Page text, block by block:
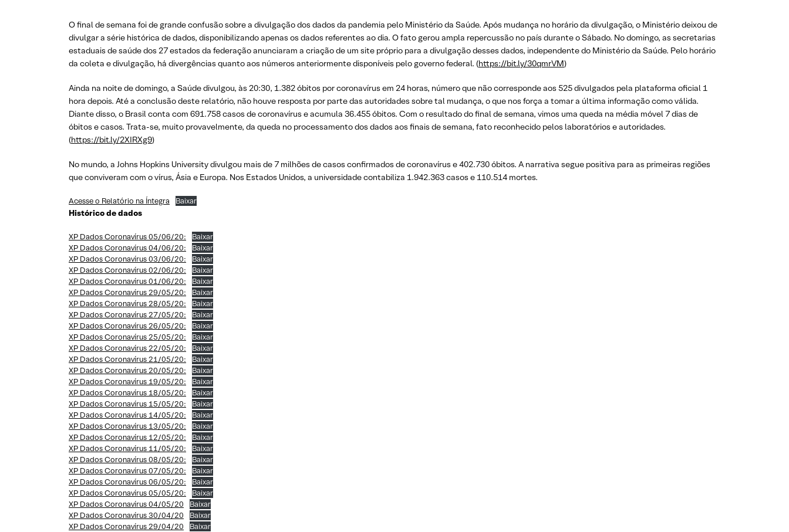
O final de semana foi de grande confusão sobre a divulgação dos dados da pandemia pelo Ministério da Saúde. Após mudança no horário da divulgação, o Ministério deixou de
divulgar a série histórica de dados, disponibilizando apenas os dados referentes ao dia. O fato gerou ampla repercussão no país durante o Sábado. No domingo, as secretarias
estaduais de saúde dos 27 estados da federação anunciaram a criação de um site próprio para a divulgação desses dados, independente do Ministério da Saúde. Pelo horário
da coleta e divulgação, há divergências quanto aos números anteriormente disponíveis pelo governo federal. (https://bit.ly/30qmrVM)
Ainda na noite de domingo, a Saúde divulgou, às 20:30, 1.382 óbitos por coronavírus em 24 horas, número que não corresponde aos 525 divulgados pela plataforma oficial 1
hora depois. Até a conclusão deste relatório, não houve resposta por parte das autoridades sobre tal mudança, o que nos força a tomar a última informação como válida.
Diante disso, o Brasil conta com 691.758 casos de coronavírus e acumula 36.455 óbitos. Com o resultado do final de semana, vimos uma queda na média móvel 7 dias de
óbitos e casos. Trata-se, muito provavelmente, da queda no processamento dos dados aos finais de semana, fato reconhecido pelos laboratórios e autoridades.
(https://bit.ly/2XIRXg9)
No mundo, a Johns Hopkins University divulgou mais de 7 milhões de casos confirmados de coronavírus e 402.730 óbitos. A narrativa segue positiva para as primeiras regiões
que conviveram com o vírus, Ásia e Europa. Nos Estados Unidos, a universidade contabiliza 1.942.363 casos e 110.514 mortes.
Acesse o Relatório na Íntegra Baixar
Histórico de dados
XP Dados Coronavírus 05/06/20:
Baixar
XP Dados Coronavírus 04/06/20:
Baixar
XP Dados Coronavírus 03/06/20:
Baixar
XP Dados Coronavírus 02/06/20:
Baixar
XP Dados Coronavírus 01/06/20:
Baixar
XP Dados Coronavírus 29/05/20:
Baixar
XP Dados Coronavírus 28/05/20:
Baixar
XP Dados Coronavírus 27/05/20:
Baixar
XP Dados Coronavírus 26/05/20:
Baixar
XP Dados Coronavírus 25/05/20:
Baixar
XP Dados Coronavírus 22/05/20:
Baixar
XP Dados Coronavírus 21/05/20:
Baixar
XP Dados Coronavírus 20/05/20:
Baixar
XP Dados Coronavírus 19/05/20:
Baixar
XP Dados Coronavírus 18/05/20:
Baixar
XP Dados Coronavírus 15/05/20:
Baixar
XP Dados Coronavírus 14/05/20:
Baixar
XP Dados Coronavírus 13/05/20:
Baixar
XP Dados Coronavírus 12/05/20:
Baixar
XP Dados Coronavírus 11/05/20:
Baixar
XP Dados Coronavírus 08/05/20:
Baixar
XP Dados Coronavírus 07/05/20:
Baixar
XP Dados Coronavírus 06/05/20:
Baixar
XP Dados Coronavírus 05/05/20:
Baixar
XP Dados Coronavírus 04/05/20
Baixar
XP Dados Coronavírus 30/04/20
Baixar
XP Dados Coronavírus 29/04/20
Baixar